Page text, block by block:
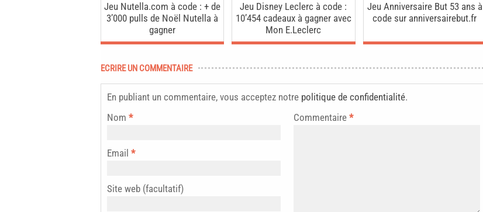
Jeu Nutella.com à code : + de
3’000 pulls de Noël Nutella à
gagner
Jeu Disney Leclerc à code :
10’454 cadeaux à gagner avec
Mon E.Leclerc
Jeu Anniversaire But 53 ans à
code sur anniversairebut.fr
ECRIRE UN COMMENTAIRE
En publiant un commentaire, vous acceptez notre politique de confidentialité.
Commentaire *
Nom *
Email *
Site web (facultatif)